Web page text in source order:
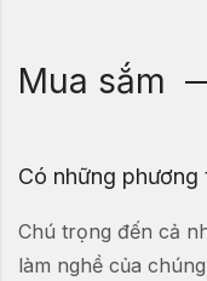
Mua sắm
Có những phương
Chú trọng đến cả
làm nghề của